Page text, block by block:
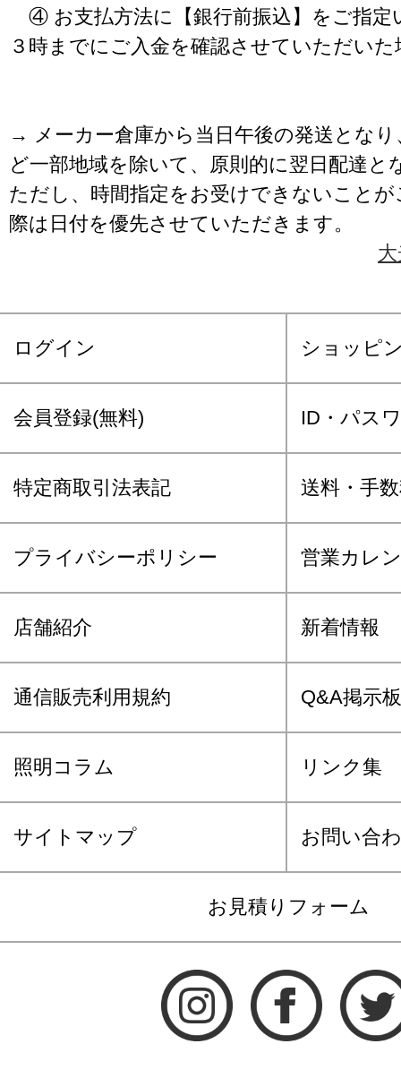
④ お支払方法に【銀行前振込】をご指定
３時までにご入金を確認させていただいた
→ メーカー倉庫から当日午後の発送となり
ど一部地域を除いて、原則的に翌日配達と
ただし、時間指定をお受けできないこと
際は日付を優先させていただきます。
ログイン ショッピ
会員登録(無料) ID・パス
特定商取引法表記 送料・手
プライバシーポリシー 営業カレ
店舗紹介 新着情報
通信販売利用規約 Q&A掲示板
照明コラム リンク集
サイトマップ お問い合
お見積りフォーム